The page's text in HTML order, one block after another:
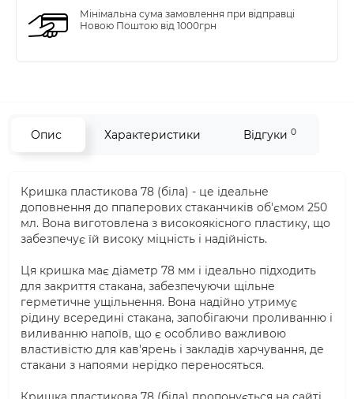
Мінімальна сума замовлення при відправці
Новою Поштою від 1000грн
Опис Характеристики Відгуки 0
Кришка пластикова 78 (біла) - це ідеальне
доповнення до ппаперових стаканчиків об'ємом 250
мл. Вона виготовлена з високоякісного пластику, що
забезпечує їй високу міцність і надійність.
Ця кришка має діаметр 78 мм і ідеально підходить
для закриття стакана, забезпечуючи щільне
герметичне ущільнення. Вона надійно утримує
рідину всередині стакана, запобігаючи проливанню і
виливанню напоїв, що є особливо важливою
властивістю для кав'ярень і закладів харчування, де
стакани з напоями нерідко переносяться.